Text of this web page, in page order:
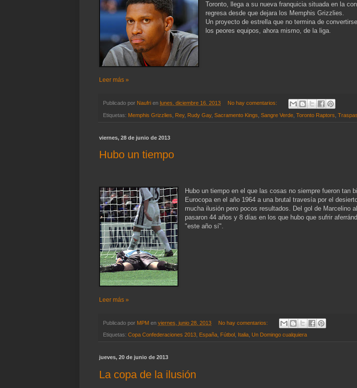
Toronto, llega a su nueva franquicia situada en la
regresa desde que dejara los Memphis Grizzlies.
Un proyecto de estrella que no termina de
los peores equipos, ahora mismo, de la liga.
Leer más »
Publicado por Naufri en lunes, diciembre 16, 2013 No hay comentarios:
Etiquetas: Memphis Grizzlies Rey, Rudy Gay, Sacramento Kings Sangre Verde Toronto Raptors
viernes, 28 de junio de 2013
Hubo un tiempo
Hubo un tiempo en el que las cosas no siempre fueron tan
Eurocopa en el año 1964 a una brutal travesía por el
mucha ilusión pero pocos resultados. Del gol de Marcelino
pasaron 44 años y 8 días en los que hubo que sufrir
"este año sí".
Leer más »
Publicado por MPM en viernes, junio 28, 2013 No hay comentarios:
Etiquetas: Copa Confederaciones 2013 España Fútbol Italia Un Domingo cualquiera
jueves, 20 de junio de 2013
La copa de la ilusión